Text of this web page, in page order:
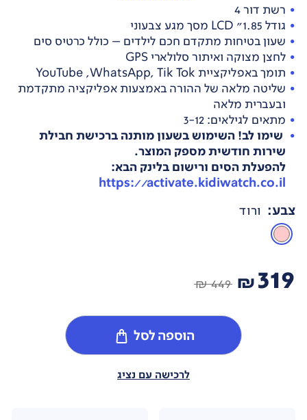
רשת דור 4
גודל 1.85" LCD מסך מגע צבעוני
שעון בטיחות מתקדם חכם לילדים – כולל כרטיס סים
לחצן מצוקה ואיתור סלולארי GPS
תומך באפליקציית YouTube ,WhatsApp, Tik Tok
שליטה מלאה של ההורה באמצעות אפליקציה מתקדמת
ובעברית מלאה
מתאים לגילאים: 3-12
שימו לב! השימוש בשעון מותנה ברכישת חבילת
שירות חודשית מספק המוצר.
להפעלת הסים ורישום בלינק הבא:
https://activate.kidiwatch.co.il
צבע: ורוד
319
₪
449 ₪
הוספה לסל
לרכישה עם נציג